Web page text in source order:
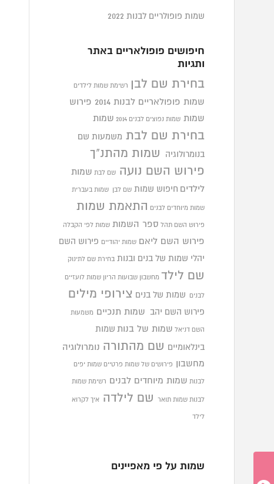
שמות פופולריים לבנות 2022
חיפושים פופולאריים באתר
ותגיות
בחירת שם לבן רשימת שמות לילדים
שמות פופולאריים לבנות 2014 פירוש
שמות שמות נפוצים לבנים 2014 שמות
בחירת שם לבת משמעות שם
בנומרולוגיה
שמות מהתנ"ך
פירוש השם נועה
שם לבת שמות
לילדים חיפוש שמות שם לבן שמות בעברית
שמות מיוחדים לבנים התאמת שמות
פירוש השם תהל ספר השמות שמות לפי הקבלה
פירוש השם ליאם שמות יהודיים פירוש השם
יהלי שמות של בנים ובנות בחירת שם לתינוק
שם לילד מחשבון שבועות הריון שמות לועזיים
לבנים שמות של בנים צירופי מילים
פירוש השם יהב שמות תנכיים משמעות
השם דניאל שמות של בנות שמות
בינלאומיים שם מהתורה נומרולוגיה
מחשבון פירושים של שמות פרטיים שמות יפים
לבנות שמות מיוחדים לבנים רשימת שמות
לבנות שמות תואר שם לילדה איך לקרוא
לילד
שמות על פי מאפיינים